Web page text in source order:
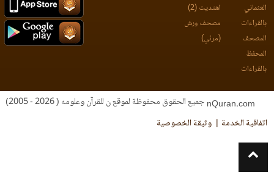
العثماني
بالقراءات
المصحف
المحفظ
بالقراءات
اهتديت (2)
مصحف ورش
(مرئي)
جميع الحقوق محفوظة لموقع ن للقرآن وعلومه ( 2026 - 2005)
اتفاقية الخدمة
وثيقة الخصوصية